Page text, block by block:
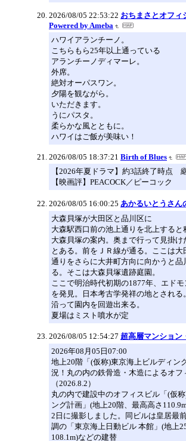
2026/08/05 22:53:22 おちまさとオフィ
Powered by Ameba
ハワイアランチーノ。
こちらもら25年以上通っている
アランチーノディマーレ。
外席。
絶対オーパスワン。
夕陽を観ながら。
いただきます。
うにパスタ。
柔らかな風とともに。
ハワイはご飯が美味い！
2026/08/05 18:37:21 Birth of Blues
【2026年夏ドラマ】約3話終了時点
【映画評】PEACOCK／ピーコック
2026/08/05 16:00:25 あかるいとうさん
大森貝塚が大田区と品川区に
大森駅西口前の池上通りを北上すると
大森貝塚の案内。奥まで行って見掛け
とある。前をＪＲ線が通る。ここは大
通りをさらに大井町方向に向かうと品
る。そこは大森貝塚遺跡庭園。
ここで明治時代初期の1877年、エド
を発見。日本考古学発祥の地とされる
沿って園内を回遊出来る。
夏場はミスト噴水が定
2026/08/05 12:54:27 超高層マンション
2026年08月05日07:00
地上20階「(仮称)東京海上ビルディン
況！丸の内の鉄骨造・木造によるオフ
（2026.8.2）
丸の内で建設中のオフィスビル「(仮
ング計画」(地上20階、最高高さ
2日に撮影しました。同ビルは皇居最
調の「東京海上日動ビル 本館」(地上
108.1m)などの建替